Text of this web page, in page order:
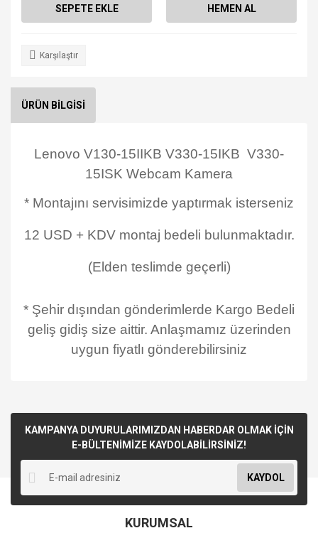
SEPETE EKLE HEMEN AL
Karşılaştır
ÜRÜN BİLGİSİ
Lenovo V130-15IIKB V330-15IKB V330-
15ISK Webcam Kamera
* Montajını servisimizde yaptırmak isterseniz
12 USD + KDV montaj bedeli bulunmaktadır.
(Elden teslimde geçerli)
* Şehir dışından gönderimlerde Kargo Bedeli
geliş gidiş size aittir. Anlaşmamız üzerinden
uygun fiyatlı gönderebilirsiniz
KAMPANYA DUYURULARIMIZDAN HABERDAR OLMAK İÇİN
E-BÜLTENİMİZE KAYDOLABİLİRSİNİZ!
KAYDOL
KURUMSAL